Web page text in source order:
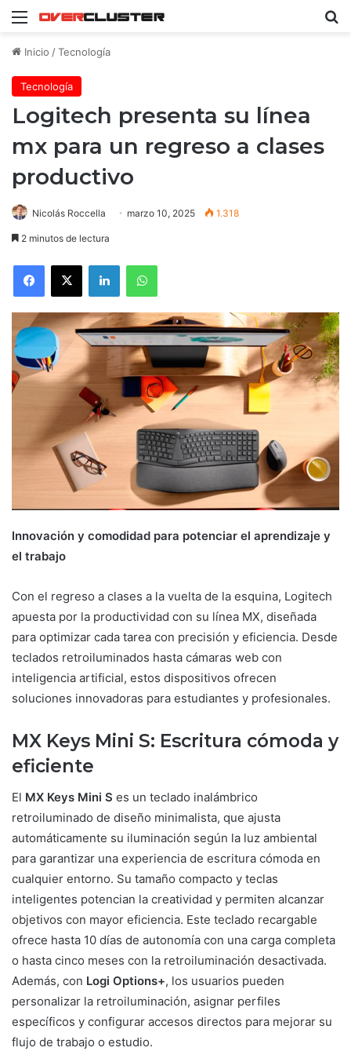
Menú
Inicio /Tecnología
Tecnología
Logitech presenta su línea
mx para un regreso a clases
productivo
Nicolás Roccella marzo 10, 2025 1.318
2 minutos de lectura
Facebook
X LinkedInWhatsApp
Innovación y comodidad para potenciar el aprendizaje y
el trabajo
Con el regreso a clases a la vuelta de la esquina, Logitech
apuesta por la productividad con su línea MX, diseñada
para optimizar cada tarea con precisión y eficiencia. Desde
teclados retroiluminados hasta cámaras web con
inteligencia artificial, estos dispositivos ofrecen
soluciones innovadoras para estudiantes y profesionales.
MX Keys Mini S: Escritura cómoda y
eficiente
El MX Keys Mini S es un teclado inalámbrico
retroiluminado de diseño minimalista, que ajusta
automáticamente su iluminación según la luz ambiental
para garantizar una experiencia de escritura cómoda en
cualquier entorno. Su tamaño compacto y teclas
inteligentes potencian la creatividad y permiten alcanzar
objetivos con mayor eficiencia. Este teclado recargable
ofrece hasta 10 días de autonomía con una carga completa
o hasta cinco meses con la retroiluminación desactivada.
Además, con Logi Options+, los usuarios pueden
personalizar la retroiluminación, asignar perfiles
específicos y configurar accesos directos para mejorar su
flujo de trabajo o estudio.